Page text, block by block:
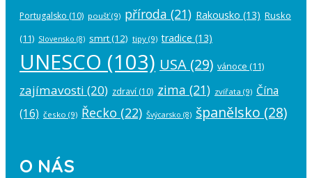
Portugalsko (10) poušť(9) příroda (21) Rakousko (13) Rusko
(11) Slovensko (8) smrt(12) tipy (9) tradice (13)
UNESCO (103) USA (29) vánoce (11)
zajímavosti (20) zdraví (10) zima (21) zvířata (9) Čína
(16) česko (9) Řecko (22) Švýcarsko (8) španělsko (28)
O NÁS